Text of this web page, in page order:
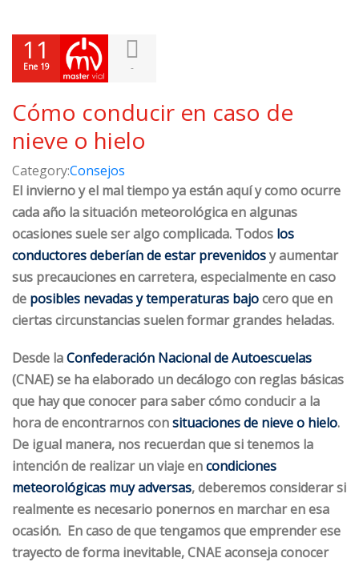
11
Ene 19 -
Cómo conducir en caso de
nieve o hielo
Category:Consejos
El invierno y el mal tiempo ya están aquí y como ocurre
cada año la situación meteorológica en algunas
ocasiones suele ser algo complicada. Todos los
conductores deberían de estar prevenidosy aumentar
sus precauciones en carretera, especialmente en caso
de posibles nevadas y temperaturas bajocero que en
ciertas circunstancias suelen formar grandes heladas.
Desde laConfederación Nacional de Autoescuelas
(CNAE) se ha elaborado un decálogo con reglas básicas
que hay que conocer para saber cómo conducir a la
hora de encontrarnos consituaciones de nieve o hielo.
De igual manera, nos recuerdan que si tenemos la
intención de realizar un viaje encondiciones
meteorológicas muy adversas, deberemos considerar si
realmente es necesario ponernos en marchar en esa
ocasión. En caso de que tengamos que emprender ese
trayecto de forma inevitable, CNAE aconsejaconocer